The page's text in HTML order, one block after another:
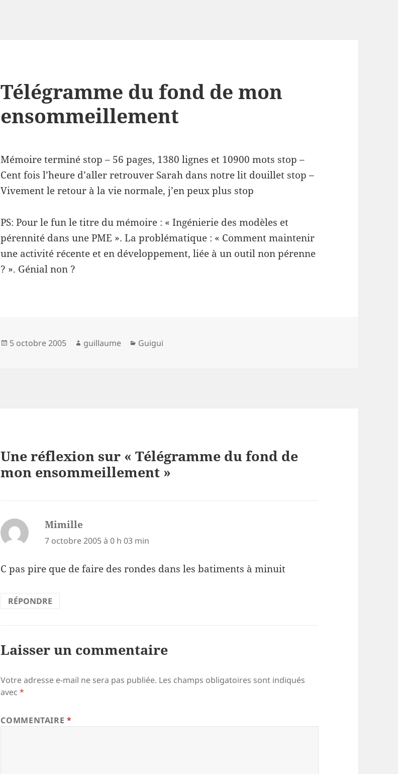
Télégramme du fond de mon
ensommeillement
Mémoire terminé stop – 56 pages, 1380 lignes et 10900 mots stop –
Cent fois l’heure d’aller retrouver Sarah dans notre lit douillet stop –
Vivement le retour à la vie normale, j’en peux plus stop
PS: Pour le fun le titre du mémoire : « Ingénierie des modèles et
pérennité dans une PME ». La problématique : « Comment maintenir
une activité récente et en développement, liée à un outil non pérenne
? ». Génial non ?
Publié
5 octobre 2005 Auteur
guillaume Catégories
Guigui
Une réflexion sur « Télégramme du fond de
mon ensommeillement »
Mimille
7 octobre 2005 à 0 h 03 min
C pas pire que de faire des rondes dans les batiments à minuit
RÉPONDRE
Laisser un commentaire
Votre adresse e-mail ne sera pas publiée. Les champs obligatoires sont indiqués
avec*
COMMENTAIRE*